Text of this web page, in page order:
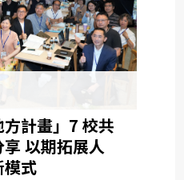
計畫」7 校共
以期拓展人
模式